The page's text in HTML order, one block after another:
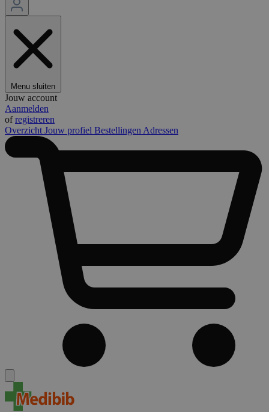
Menu sluiten
Jouw account
Aanmelden
ofregistreren
Overzicht Jouw profiel Bestellingen Adressen